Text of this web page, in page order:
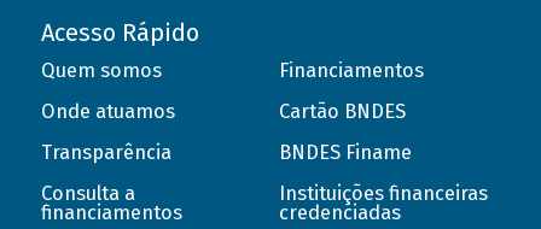
Acesso Rápido
Quem somos
Onde atuamos
Transparência
Consulta a
financiamentos
Financiamentos
Cartão BNDES
BNDES Finame
Instituições financeiras
credenciadas